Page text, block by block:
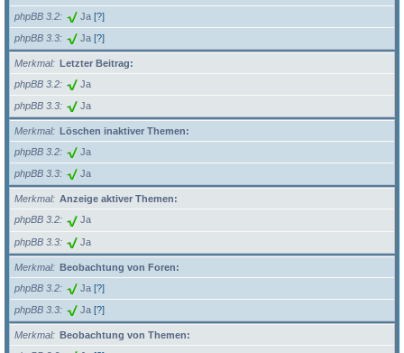
phpBB 3.2
Ja [?]
phpBB 3.3 Ja [?]
Merkmal
Letzter Beitrag:
phpBB 3.2
Ja
phpBB 3.3 Ja
Merkmal
Löschen inaktiver Themen:
phpBB 3.2
Ja
phpBB 3.3 Ja
Merkmal
Anzeige aktiver Themen:
phpBB 3.2
Ja
phpBB 3.3 Ja
Merkmal
Beobachtung von Foren:
phpBB 3.2
Ja [?]
phpBB 3.3 Ja [?]
Merkmal
Beobachtung von Themen: